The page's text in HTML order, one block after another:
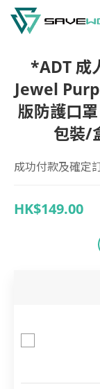
*ADT 成
Jewel
版防護口
包裝/
成功付款及確定
HK$149.00